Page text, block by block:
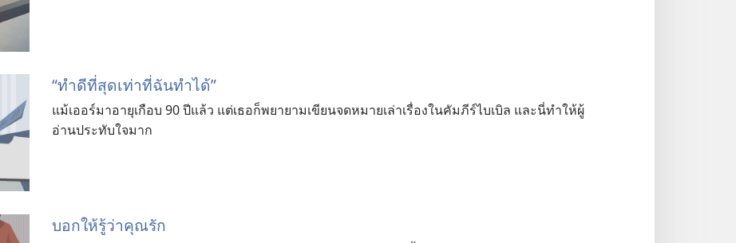
“ทำดีที่สุดเท่าที่ฉันทำได้”
แม้เออร์มาอายุเกือบ 90 ปีแล้ว แต่เธอก็พยายามเขียนจดหมายเล่าเรื่องในคัมภีร์ไบเบิล และนี่ทำให้ผู้
อ่านประทับใจมาก
บอกให้รู้ว่าคุณรัก